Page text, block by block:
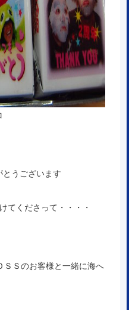
うございます
てくださって・・・・
Ｓのお客様と一緒に海へ